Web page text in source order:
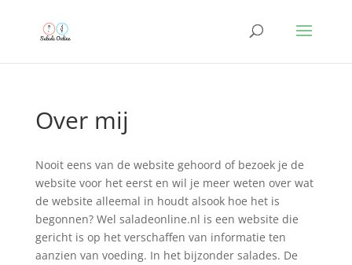
Over mij
Nooit eens van de website gehoord of bezoek je de
website voor het eerst en wil je meer weten over wat
de website alleemal in houdt alsook hoe het is
begonnen? Wel saladeonline.nl is een website die
gericht is op het verschaffen van informatie ten
aanzien van voeding. In het bijzonder salades. De